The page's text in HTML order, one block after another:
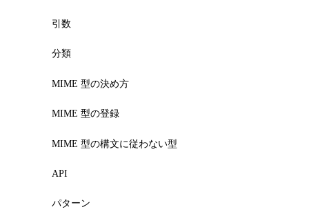
引数
分類
MIME 型の決め方
MIME 型の登録
MIME 型の構文に従わない型
API
パターン